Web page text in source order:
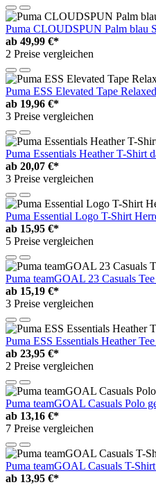
Puma CLOUDSPUN Palm blau S
ab 49,99 €*
2 Preise vergleichen
Puma ESS Elevated Tape
ab 19,96 €*
3 Preise vergleichen
Puma Essentials Heather T-Shirt
ab 20,07 €*
3 Preise vergleichen
Puma Essential Logo T-Shirt
ab 15,95 €*
5 Preise vergleichen
Puma teamGOAL 23 Casuals
ab 15,19 €*
3 Preise vergleichen
Puma ESS Essentials Heather
ab 23,95 €*
2 Preise vergleichen
Puma teamGOAL Casuals Polo
ab 13,16 €*
7 Preise vergleichen
Puma teamGOAL Casuals T-
ab 13,95 €*